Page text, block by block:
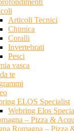
Articoli Tecnici
Chimica
Coralli
Invertebrati
Pesci
vasca
te
ELOS Specialist
Webring Elos
– Pizza &
Romagna – Pizza